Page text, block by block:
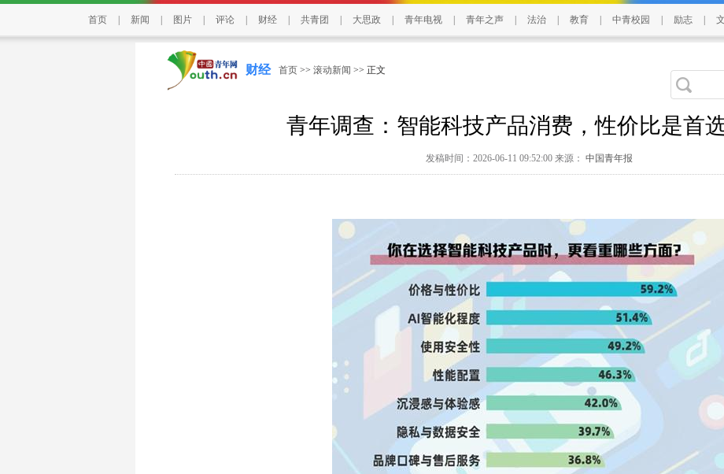
首页 新闻 图片 评论 财经 共青团 大思政 青年电视 青年之声 法治 教育 中青校园 励志
财经 首页 >> 滚动新闻 >> 正文
青年调查：智能科技产品消费，性价比是首
发稿时间：2026-06-11 09:52:00 来源： 中国青年报